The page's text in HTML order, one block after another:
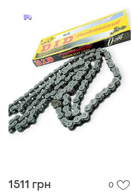
1511 грн 0